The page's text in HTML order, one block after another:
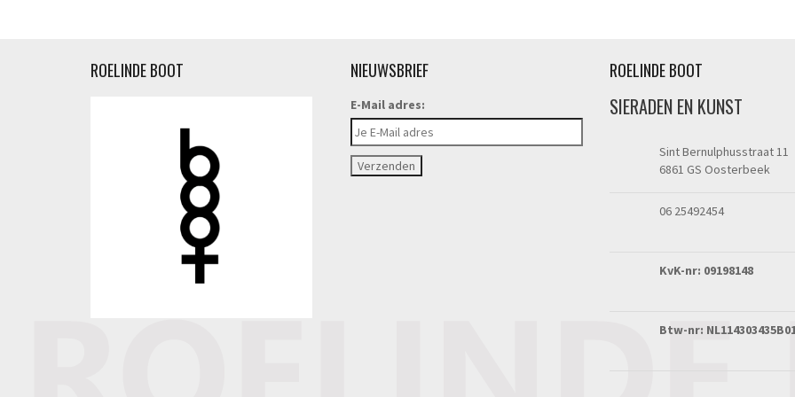
ROELINDE BOOT NIEUWSBRIEF
E-Mail adres:
ROELINDE BOOT
SIERADEN EN KUNST
Sint Bernulphusstraat 11
6861 GS Oosterbeek
06 25492454
KvK-nr: 09198148
Btw-nr: